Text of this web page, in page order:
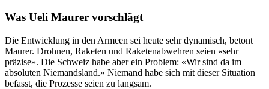
Was Ueli Maurer vorschlägt
Die Entwicklung in den Armeen sei heute sehr dynamisch, betont
Maurer. Drohnen, Raketen und Raketenabwehren seien «sehr
präzise». Die Schweiz habe aber ein Problem: «Wir sind da im
absoluten Niemandsland.» Niemand habe sich mit dieser Situation
befasst, die Prozesse seien zu langsam.